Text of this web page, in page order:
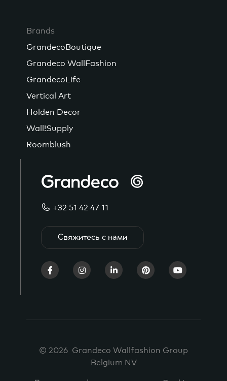
Brands
GrandecoBoutique
Grandeco WallFashion
GrandecoLife
Vertical Art
Holden Decor
Wall!Supply
Roomblush
+32 51 42 47 11
Свяжитесь с нами
© 2026 Grandeco Wallfashion Group
Belgium NV